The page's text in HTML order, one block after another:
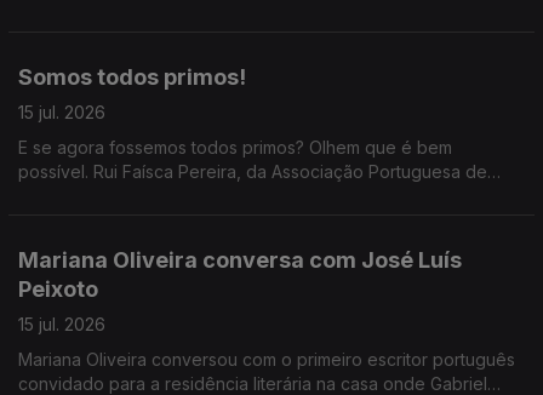
Somos todos primos!
15 jul. 2026
E se agora fossemos todos primos? Olhem que é bem
possível. Rui Faísca Pereira, da Associação Portuguesa de
Mariana Oliveira conversa com José Luís
Peixoto
15 jul. 2026
Mariana Oliveira conversou com o primeiro escritor português
convidado para a residência literária na casa onde Gabriel